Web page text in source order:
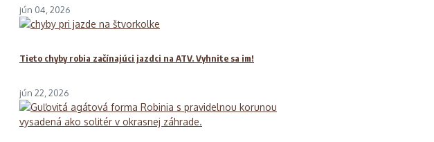
jún 04, 2026
Tieto chyby robia začínajúci jazdci na ATV. Vyhnite sa im!
jún 22, 2026